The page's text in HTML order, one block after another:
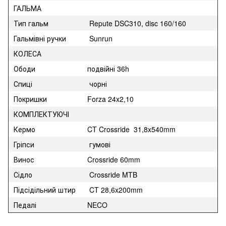
ГАЛЬМА
Тип гальм
Repute DSC310, disc 160/160
Гальмівні ручки
Sunrun
КОЛЕСА
Ободи
подвійні 36h
Спиці
чорні
Покришки
Forza 24x2,10
КОМПЛЕКТУЮЧІ
Кермо
CT Crossride 31,8x540mm
Гріпси
гумові
Винос
Crossride 60mm
Сідло
Crossride MTB
Підсідільний штир
CT 28,6x200mm
Педалі
NECO